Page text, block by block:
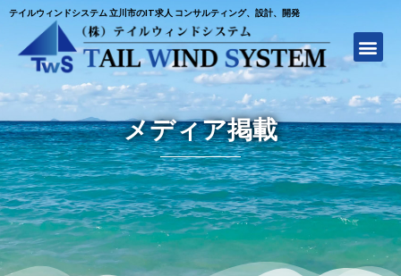
テイルウィンドシステム 立川市のIT求人 コンサルティング、設計、開発
メディア掲載